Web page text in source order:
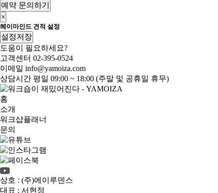
예약 문의하기
×
헤이마인드 견적 설정
설정저장
도움이 필요하세요?
고객센터 02-395-0524
이메일 info@yamoiza.com
상담시간 평일 09:00 ~ 18:00 (주말 및 공휴일 휴무)
홈
소개
워크샵플래너
문의
상호 : (주)에이루덴스
대표 : 서현정